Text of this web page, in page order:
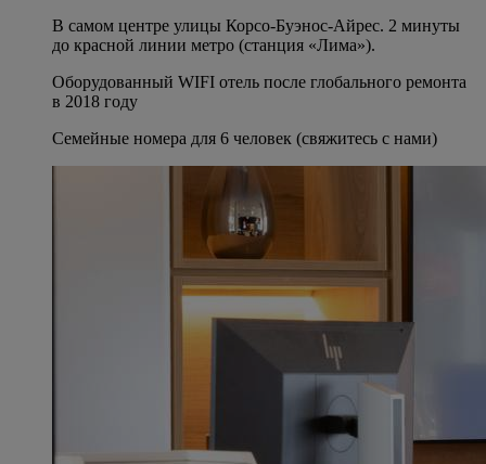
В самом центре улицы Корсо-Буэнос-Айрес. 2 минуты
до красной линии метро (станция «Лима»).
Оборудованный WIFI отель после глобального ремонта
в 2018 году
Семейные номера для 6 человек (свяжитесь с нами)